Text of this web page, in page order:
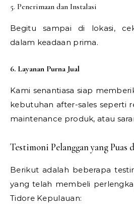
5. Penerimaan dan Instalasi
Begitu sampai di lokasi,
dalam keadaan prima.
6. Layanan Purna Jual
Kami senantiasa siap
kebutuhan after-sales seperti
maintenance produk, atau
Testimoni Pelanggan yang Puas
Berikut adalah beberapa
yang telah membeli
Tidore Kepulauan: